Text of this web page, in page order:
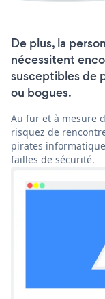
De plus, la
nécessitent
susceptibles de
ou bogues.
Au fur et à mesure
risquez de
pirates
failles de sécurité.